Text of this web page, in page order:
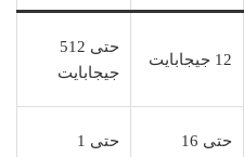
12 جيجابايت
حتى 512
جيجابايت
حتى 16
حتى 1